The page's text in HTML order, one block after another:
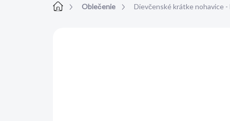
DomovOblečenie Dievčenské krátke nohavice